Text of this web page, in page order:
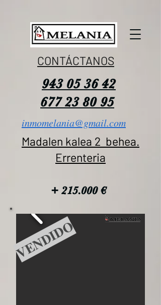
943 05 36 42
Madalen kalea 2 behea.
Errenteria
inmomelania@gmail.com
677 23 80 95
CONTÁCTANOS
+ 215.000 €
VENDIDO